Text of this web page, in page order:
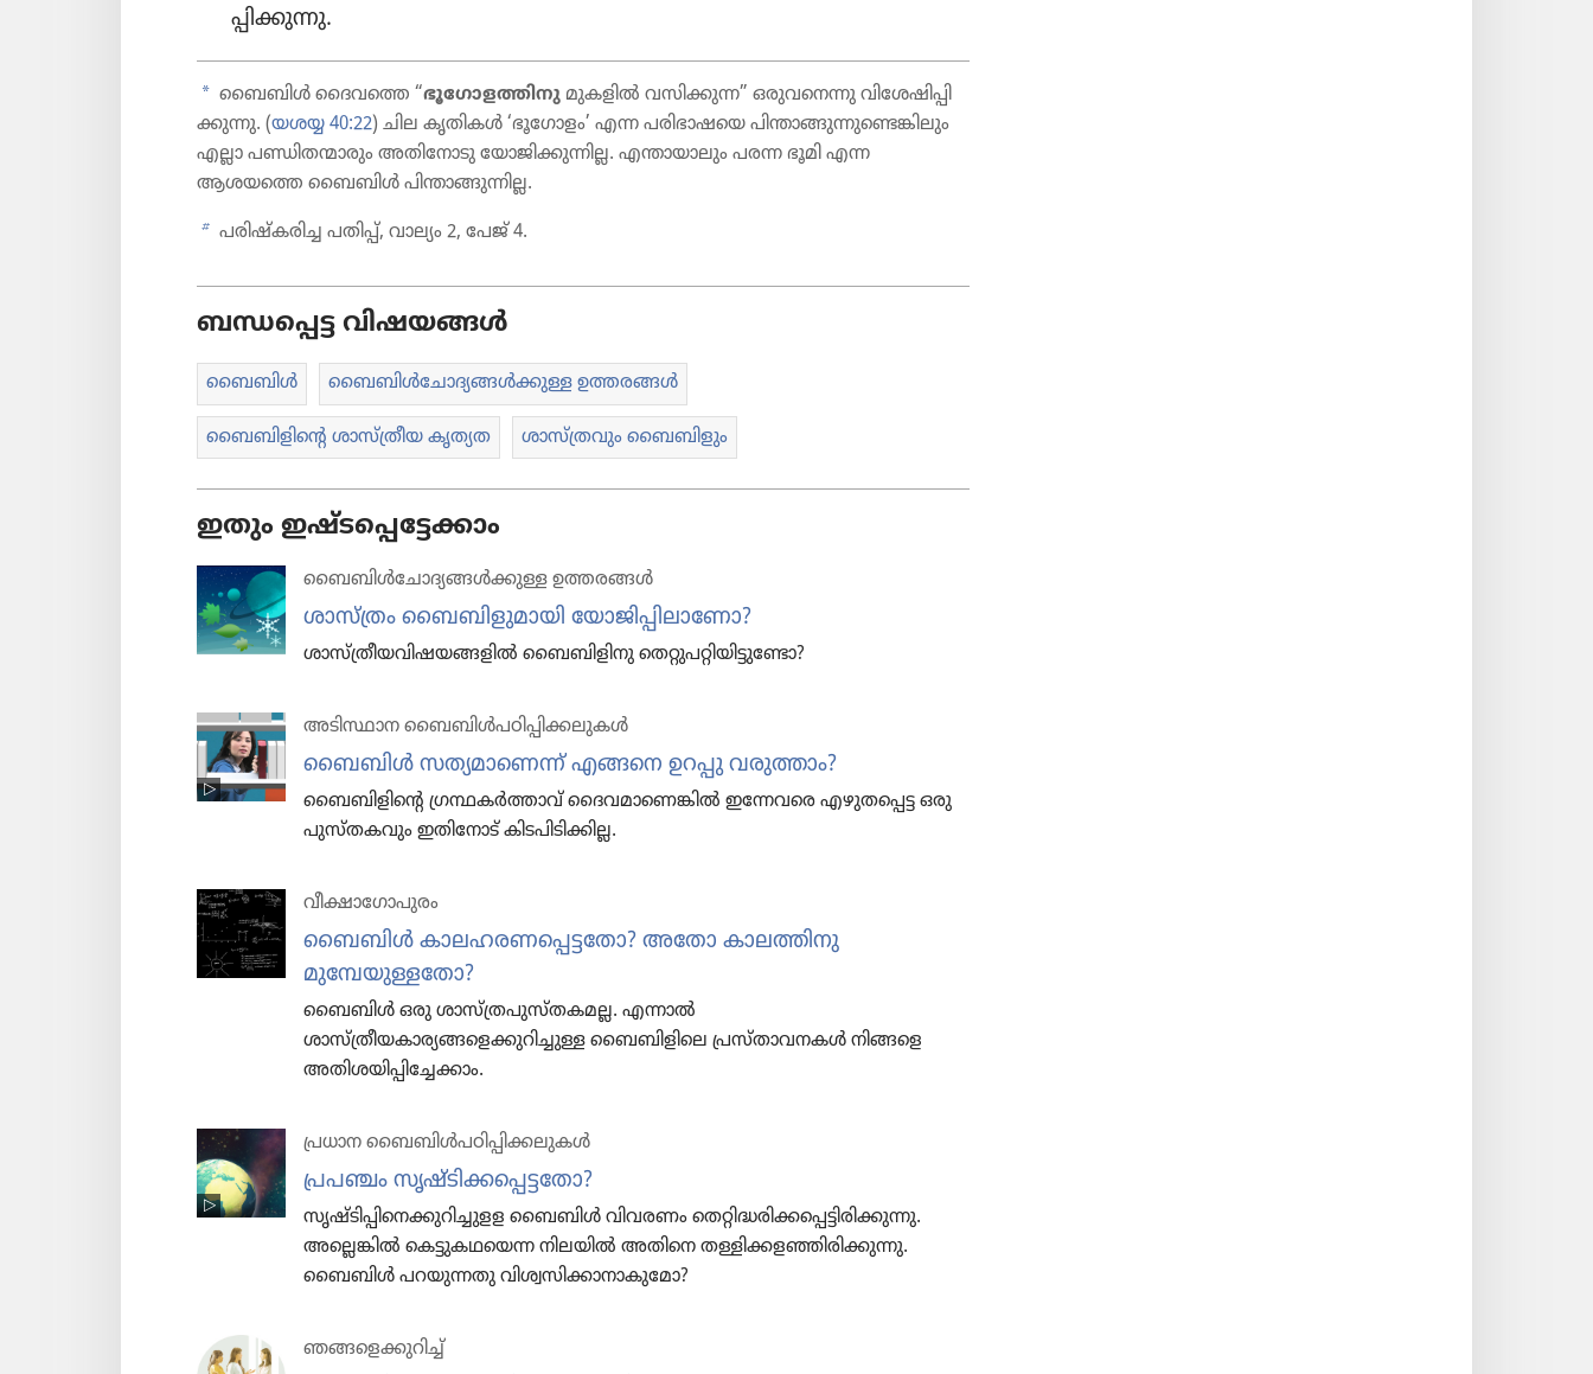
പ്പി​ക്കു​ന്നു.
a ബൈബിൾ ദൈവത്തെ “ഭൂഗോ​ള​ത്തി​നു മുകളിൽ വസിക്കുന്ന” ഒരുവ​നെന്നു വിശേ​ഷി​പ്പി​
ക്കു​ന്നു. (യശയ്യ 40:22) ചില കൃതികൾ ‘ഭൂഗോ​ളം’ എന്ന പരിഭാ​ഷയെ പിന്താ​ങ്ങു​ന്നു​ണ്ടെ​ങ്കി​ലും
എല്ലാ പണ്ഡിത​ന്മാ​രും അതി​നോ​ടു യോജി​ക്കു​ന്നില്ല. എന്തായാ​ലും പരന്ന ഭൂമി എന്ന
ആശയത്തെ ബൈബിൾ പിന്താ​ങ്ങു​ന്നില്ല.
b പരിഷ്‌കരിച്ച പതിപ്പ്‌, വാല്യം 2, പേജ്‌ 4.
ബന്ധപ്പെട്ട വിഷയങ്ങൾ
ബൈബിൾ ബൈബിൾചോ​ദ്യ​ങ്ങൾക്കുള്ള ഉത്തരങ്ങൾ
ബൈബി​ളി​ന്റെ ശാസ്‌ത്രീ​യ കൃത്യത ശാസ്‌ത്ര​വും ബൈബി​ളും
ഇതും ഇഷ്ടപ്പെട്ടേക്കാം
ബൈബിൾചോ​ദ്യ​ങ്ങൾക്കുള്ള ഉത്തരങ്ങൾ
ശാസ്‌ത്രം ബൈബി​ളു​മാ​യി യോജി​പ്പി​ലാ​ണോ?
ശാസ്‌ത്രീ​യ​വി​ഷ​യ​ങ്ങ​ളിൽ ബൈബി​ളി​നു തെറ്റുപറ്റിയിട്ടുണ്ടോ?
അടിസ്ഥാന ബൈബിൾപഠിപ്പിക്കലുകൾ
ബൈബിൾ സത്യമാ​ണെന്ന്‌ എങ്ങനെ ഉറപ്പു വരുത്താം?
ബൈബി​ളി​ന്റെ ഗ്രന്ഥകർത്താവ്‌ ദൈവ​മാ​ണെ​ങ്കിൽ ഇന്നേവരെ എഴുത​പ്പെട്ട ഒരു
പുസ്‌ത​ക​വും ഇതി​നോട്‌ കിടപി​ടി​ക്കി​ല്ല.
വീക്ഷാഗോപുരം
ബൈബിൾ കാലഹരണപ്പെട്ടതോ? അതോ കാലത്തിനു
മുമ്പേയുള്ളതോ?
ബൈബിൾ ഒരു ശാസ്‌ത്രപുസ്‌തകമല്ല. എന്നാൽ
ശാസ്‌ത്രീയകാര്യങ്ങളെക്കുറിച്ചുള്ള ബൈബിളിലെ പ്രസ്‌താവനകൾ നിങ്ങളെ
അതിശയിപ്പിച്ചേക്കാം.
പ്രധാന ബൈബിൾപ​ഠി​പ്പി​ക്ക​ലു​കൾ
പ്രപഞ്ചം സൃഷ്ടി​ക്ക​പ്പെ​ട്ട​തോ?
സൃഷ്ടി​പ്പി​നെ​ക്കു​റി​ച്ചു​ളള ബൈബിൾ വിവരണം തെറ്റി​ദ്ധ​രി​ക്ക​പ്പെ​ട്ടി​രി​ക്കു​ന്നു.
അല്ലെങ്കിൽ കെട്ടു​ക​ഥ​യെന്ന നിലയിൽ അതിനെ തള്ളിക്ക​ള​ഞ്ഞി​രി​ക്കു​ന്നു.
ബൈബിൾ പറയു​ന്നതു വിശ്വ​സി​ക്കാ​നാ​കു​മോ?
ഞങ്ങളെ​ക്കു​റിച്ച്‌